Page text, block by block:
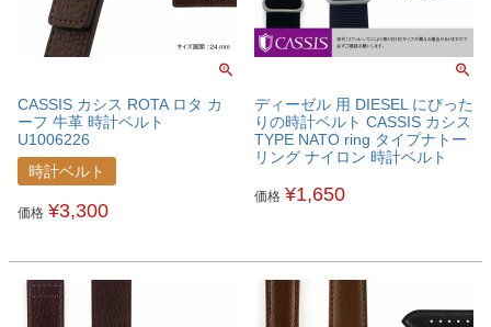
CASSIS カシス ROTA ロタ カ
ーフ 牛革 時計ベルト
U1006226
時計ベルト
価格 ¥3,300
ディーゼル 用 DIESEL にぴった
りの時計ベルト CASSIS カシス
TYPE NATO ring タイプナトー
リング ナイロン 時計ベルト
価格 ¥1,650